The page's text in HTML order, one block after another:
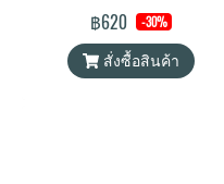
แบงค์ Orsen by Eloop ของแท้
100% ได้รับมาตรฐาน
มอก.2879-2560 แถมฟรี! ซอง
฿620 -30%
สั่งซื้อสินค้า